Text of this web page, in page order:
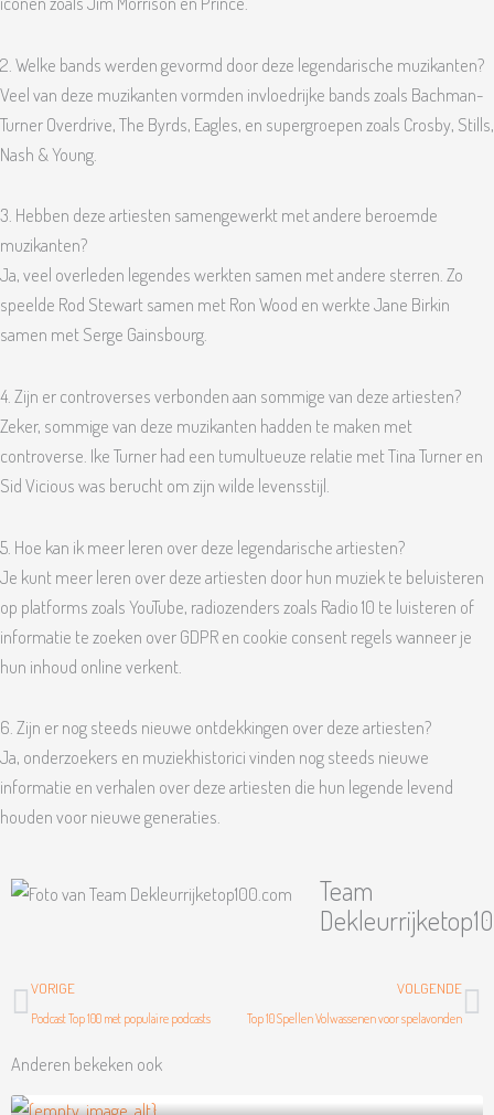
2. Welke bands werden gevormd door deze legendarische muzikanten?
Veel van deze muzikanten vormden invloedrijke bands zoals Bachman-
Turner Overdrive, The Byrds, Eagles, en supergroepen zoals Crosby, Stills,
Nash & Young.
3. Hebben deze artiesten samengewerkt met andere beroemde
muzikanten?
Ja, veel overleden legendes werkten samen met andere sterren. Zo
speelde Rod Stewart samen met Ron Wood en werkte Jane Birkin
samen met Serge Gainsbourg.
4. Zijn er controverses verbonden aan sommige van deze artiesten?
Zeker, sommige van deze muzikanten hadden te maken met
controverse. Ike Turner had een tumultueuze relatie met Tina Turner en
Sid Vicious was berucht om zijn wilde levensstijl.
5. Hoe kan ik meer leren over deze legendarische artiesten?
Je kunt meer leren over deze artiesten door hun muziek te beluisteren
op platforms zoals YouTube, radiozenders zoals Radio 10 te luisteren of
informatie te zoeken over GDPR en cookie consent regels wanneer je
hun inhoud online verkent.
6. Zijn er nog steeds nieuwe ontdekkingen over deze artiesten?
Ja, onderzoekers en muziekhistorici vinden nog steeds nieuwe
informatie en verhalen over deze artiesten die hun legende levend
houden voor nieuwe generaties.
Team
Vorige
VORIGE
Podcast Top 100 met populaire podcasts
VOLGENDE
Top 10 Spellen Volwassenen voor spelavonden
Anderen bekeken ook